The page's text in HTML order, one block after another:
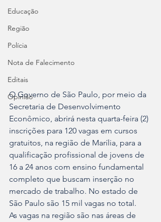
Educação
Região
Polícia
Nota de Falecimento
Editais
Opinião
O Governo de São Paulo, por meio da
Secretaria de Desenvolvimento
Econômico, abrirá nesta quarta-feira (2)
inscrições para 120 vagas em cursos
gratuitos, na região de Marília, para a
qualificação profissional de jovens de
16 a 24 anos com ensino fundamental
completo que buscam inserção no
mercado de trabalho. No estado de
São Paulo são 15 mil vagas no total.
As vagas na região são nas áreas de